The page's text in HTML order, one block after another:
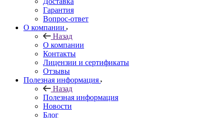
Гарантия
Вопрос-ответ
О компании
Назад
О компании
Контакты
Лицензии и сертификаты
Отзывы
Полезная информация
Назад
Полезная информация
Новости
Блог